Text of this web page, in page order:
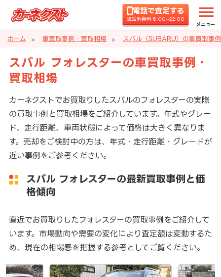
電話で査定する
通話料無料 8:00~22:00
メニュー
ホーム 車買取事例・買取相場 スバル（SUBARU）の車買取事
スバル フォレスターの車買取事例・
買取相場
カーネクストでお買取りしたスバルのフォレスターの実際
の買取事例と買取相場をご紹介しています。年式やグレー
ド、走行距離、車両状態によって価格は大きく異なりま
す。売却をご検討中の方は、年式・走行距離・グレードが
近い事例をご参考ください。
スバル フォレスターの最新買取事例と価
格傾向
直近でお買取りしたフォレスターの買取事例をご紹介して
います。市場動向や需要の変化により査定額は変動するた
め、現在の相場感を把握する参考としてご覧ください。